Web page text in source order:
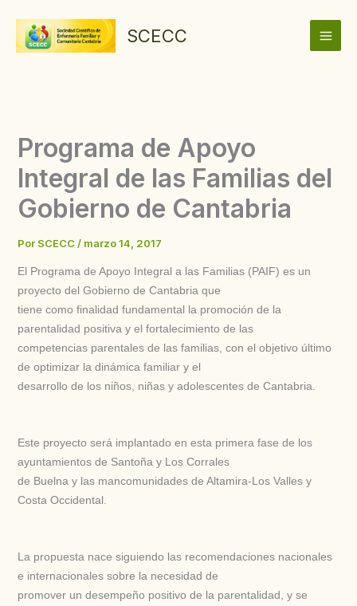
contenido
SCECC
Programa de Apoyo
Integral de las Familias del
Gobierno de Cantabria
Por SCECC / marzo 14, 2017
El Programa de Apoyo Integral a las Familias (PAIF) es un
proyecto del Gobierno de Cantabria que
tiene como finalidad fundamental la promoción de la
parentalidad positiva y el fortalecimiento de las
competencias parentales de las familias, con el objetivo último
de optimizar la dinámica familiar y el
desarrollo de los niños, niñas y adolescentes de Cantabria.
Este proyecto será implantado en esta primera fase de los
ayuntamientos de Santoña y Los Corrales
de Buelna y las mancomunidades de Altamira-Los Valles y
Costa Occidental.
La propuesta nace siguiendo las recomendaciones nacionales
e internacionales sobre la necesidad de
promover un desempeño positivo de la parentalidad, y se